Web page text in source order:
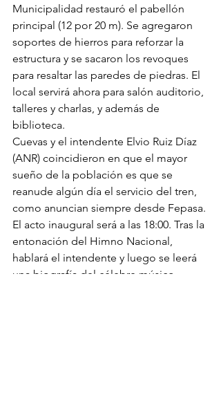
Municipalidad restauró el pabellón
principal (12 por 20 m). Se agregaron
soportes de hierros para reforzar la
estructura y se sacaron los revoques
para resaltar las paredes de piedras. El
local servirá ahora para salón auditorio,
talleres y charlas, y además de
biblioteca.
Cuevas y el intendente Elvio Ruiz Díaz
(ANR) coincidieron en que el mayor
sueño de la población es que se
reanude algún día el servicio del tren,
como anuncian siempre desde Fepasa.
El acto inaugural será a las 18:00. Tras la
entonación del Himno Nacional,
hablará el intendente y luego se leerá
una biografía del célebre músico